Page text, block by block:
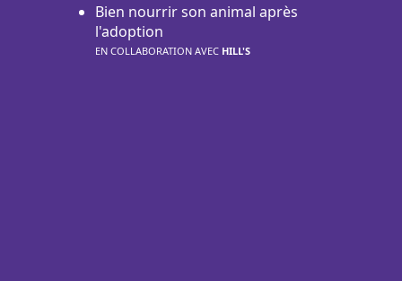
Bien nourrir son animal après
l'adoption
EN COLLABORATION AVEC HILL'S